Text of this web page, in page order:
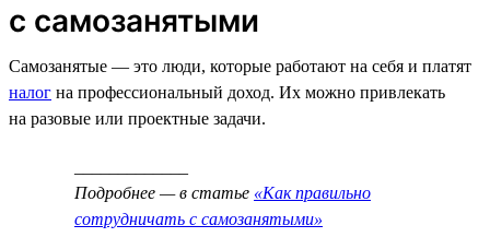
с самозанятыми
Самозанятые — это люди, которые работают на себя и платят
налог на профессиональный доход. Их можно привлекать
на разовые или проектные задачи.
Подробнее — в статье «Как правильно
сотрудничать с самозанятыми»